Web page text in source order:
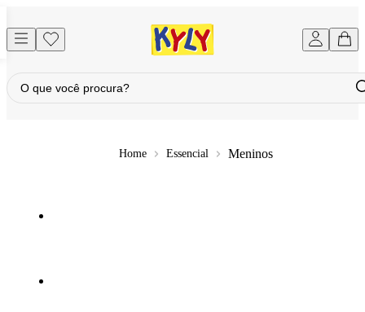
Essencial Meninos